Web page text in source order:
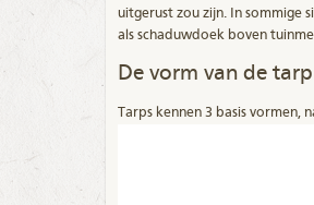
uitgerust zou zijn. In sommige
als schaduwdoek boven
De vorm van de tarp
Tarps kennen 3 basis vormen,